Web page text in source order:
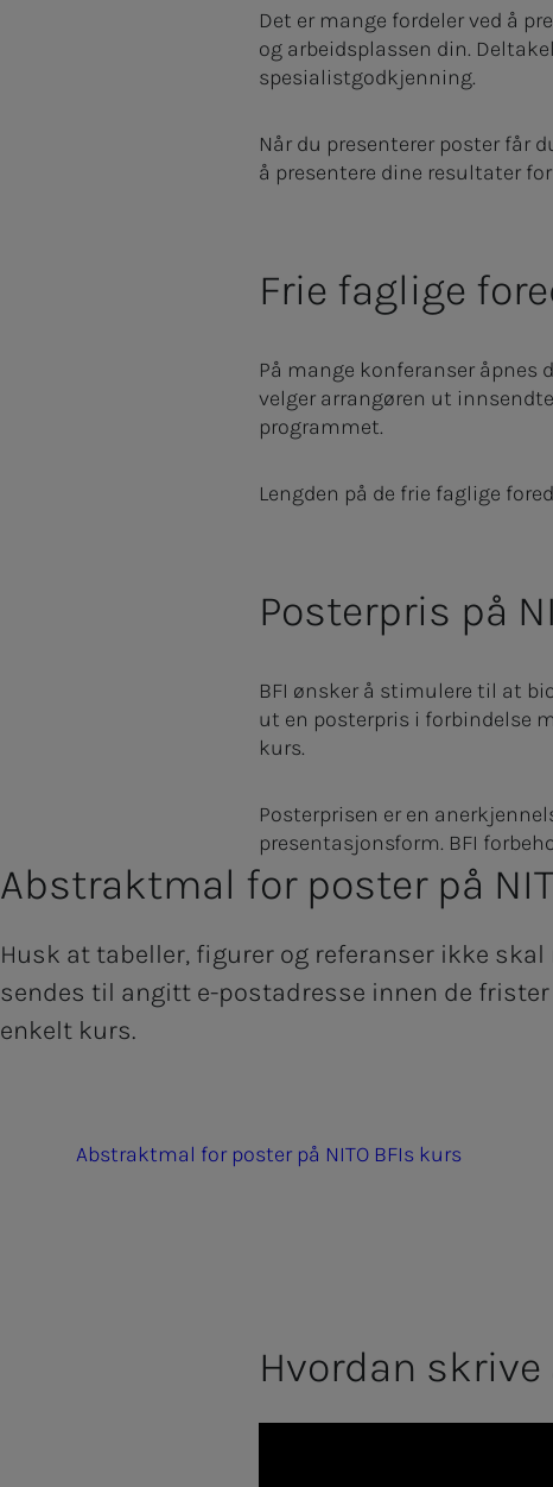
Det er mange fordeler ved å
og arbeidsplassen din.
spesialistgodkjenning.
Når du presenterer poster får
å presentere dine resultater
Frie faglige
På mange konferanser åpnes
velger arrangøren ut
programmet.
Lengden på de frie faglige
Posterpris på
BFI ønsker å stimulere til at
ut en posterpris i forbindelse
kurs.
Posterprisen er en
presentasjonsform. BFI
Ab­s­trak­t­­­mal for pos­­­ter på
Husk at tabeller, figurer og referanser ikke
sendes til angitt e-postadresse innen de
enkelt kurs.
Abstraktmal for poster på NITO BFIs kurs
Hvordan